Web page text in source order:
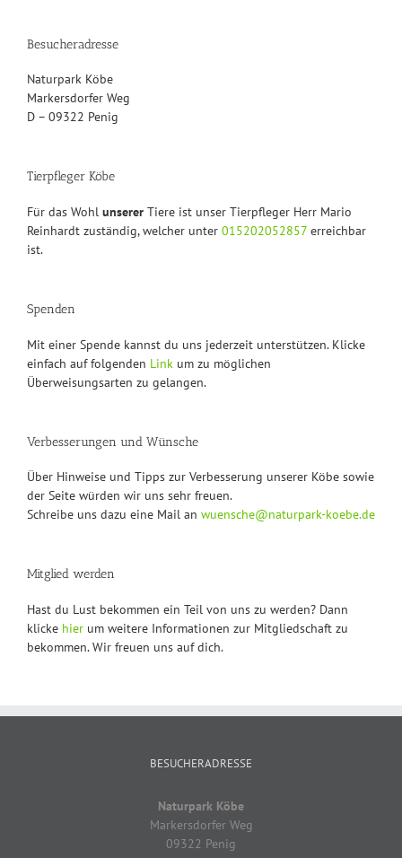
Besucheradresse
Naturpark Köbe
Markersdorfer Weg
D – 09322 Penig
Tierpfleger Köbe
Für das Wohl unserer Tiere ist unser Tierpfleger Herr Mario
Reinhardt zuständig, welcher unter 015202052857 erreichbar
ist.
Spenden
Mit einer Spende kannst du uns jederzeit unterstützen. Klicke
einfach auf folgenden Link um zu möglichen
Überweisungsarten zu gelangen.
Verbesserungen und Wünsche
Über Hinweise und Tipps zur Verbesserung unserer Köbe sowie
der Seite würden wir uns sehr freuen.
Schreibe uns dazu eine Mail an wuensche@naturpark-koebe.de
Mitglied werden
Hast du Lust bekommen ein Teil von uns zu werden? Dann
klicke hier um weitere Informationen zur Mitgliedschaft zu
bekommen. Wir freuen uns auf dich.
BESUCHERADRESSE
Naturpark Köbe
Markersdorfer Weg
09322 Penig